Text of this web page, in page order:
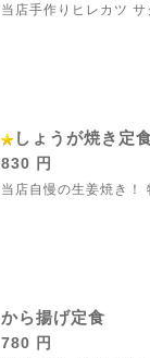
当店手作りヒレカツ
しょうが焼き定
830 円
当店自慢の生姜焼き！
から揚げ定食
780 円